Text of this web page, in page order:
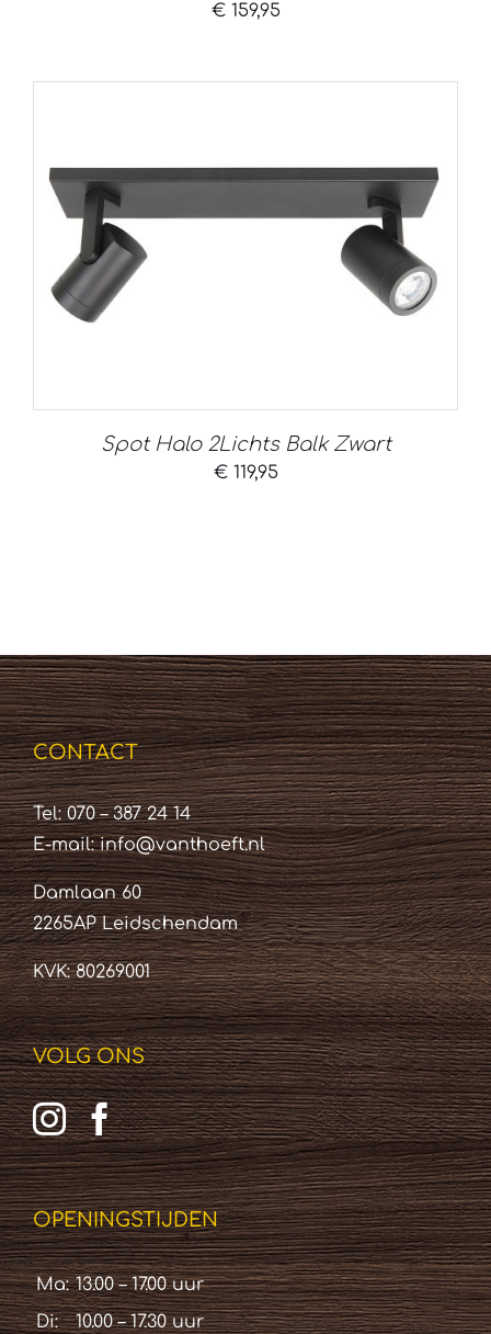
€159,95
Spot Halo 2Lichts Balk Zwart
€119,95
CONTACT
Tel: 070 – 387 24 14
E-mail:info@vanthoeft.nl
Damlaan 60
2265AP Leidschendam
KVK: 80269001
VOLG ONS
OPENINGSTIJDEN
Ma: 13.00 – 17.00 uur
Di:
10.00 – 17.30 uur